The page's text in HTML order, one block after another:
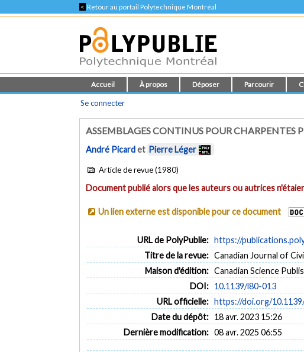
< Retour au portail Polytechnique Montréal
Accueil À propos Déposer Parcourir
Se connecter
ASSEMBLAGES CONTINUS POUR CHARPENTES
André Picardet Pierre Léger
Article de revue (1980)
Document publié alors que les auteurs ou autrices
Un lien externe est disponible pour ce document
URL de PolyPublie: https://
Titre de la revue: Canadian Journal of
Maison d'édition: Canadian Science
DOI: 10.1139/l80-013
URL officielle: https://doi.org/
Date du dépôt: 18 avr. 2023 15:26
Dernière modification: 08 avr. 2025 06:55